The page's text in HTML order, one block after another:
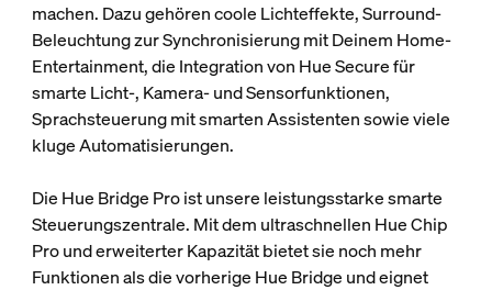
machen. Dazu gehören coole Lichteffekte, Surround-
Beleuchtung zur Synchronisierung mit Deinem Home-
Entertainment, die Integration von Hue Secure für
smarte Licht-, Kamera- und Sensorfunktionen,
Sprachsteuerung mit smarten Assistenten sowie viele
kluge Automatisierungen.
Die Hue Bridge Pro ist unsere leistungsstarke smarte
Steuerungszentrale. Mit dem ultraschnellen Hue Chip
Pro und erweiterter Kapazität bietet sie noch mehr
Funktionen als die vorherige Hue Bridge und eignet